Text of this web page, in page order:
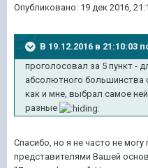
Опубликовано: 19 дек 2016,
В 19.12.2016 в 21:10:03
проголосовал за 5 пункт -
абсолютного большинства
как и мне, выбрал самое
разные
Спасибо, но я не часто не
представителями Вашей